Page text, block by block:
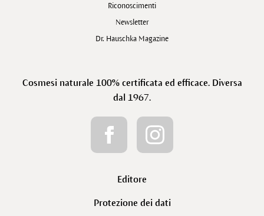
Riconoscimenti
Newsletter
Dr. Hauschka Magazine
Cosmesi naturale 100% certificata ed efficace. Diversa
dal 1967.
Editore
Protezione dei dati